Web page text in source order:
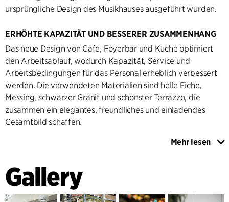
ursprüngliche Design des Musikhauses ausgeführt wurden.
ERHÖHTE KAPAZITÄT UND BESSERER ZUSAMMENHANG
Das neue Design von Café, Foyerbar und Küche optimiert
den Arbeitsablauf, wodurch Kapazität, Service und
Arbeitsbedingungen für das Personal erheblich verbessert
werden. Die verwendeten Materialien sind helle Eiche,
Messing, schwarzer Granit und schönster Terrazzo, die
zusammen ein elegantes, freundliches und einladendes
Gesamtbild schaffen.
Die Cafébar wurde näher zur Fassade verlegt und erweitert,
entsteht. Eine neue, halboffene Caféküche ermöglicht die
Zubereitung von Mittagessen und leichten Speisen und
schafft visuellen Kontakt zwischen Küche und Gästen. Eine
Mehr lesen
Gallery